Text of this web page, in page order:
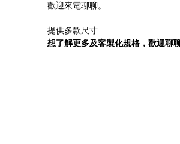
歡迎來電聊聊。
提供多款尺寸
想了解更多及客製化規格，歡迎聊